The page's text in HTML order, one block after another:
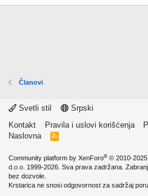
Članovi
Svetli stil
Srpski
Kontakt
Pravila i uslovi korišćenja
Naslovna
R
Community platform by XenForo® © 2010-2025
d.o.o. 1999-2026. Sva prava zadržana.
bez dozvole.
Krstarica ne snosi odgovornost za sadržaj